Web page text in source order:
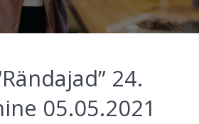
24.
05.05.2021